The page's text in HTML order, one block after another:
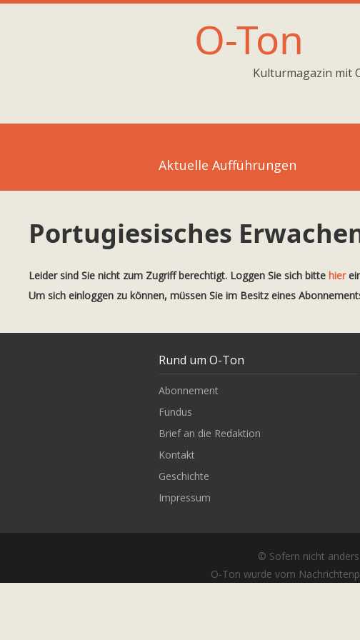
O-Ton
Kulturmagazin mit
Aktuelle Aufführungen
Portugiesisches
Leider sind Sie nicht zum Zugriff berechtigt. Loggen Sie sich bitte hier
Um sich einloggen zu können, müssen Sie im Besitz eines
© Sofern nicht
O-Ton wurde vom
Rund um O-Ton
Abonnement
Fundus
Brief an die Redaktion
Kontakt
Geschichte
Impressum